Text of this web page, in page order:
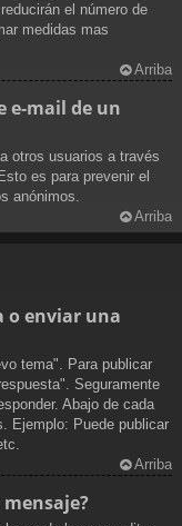
el número de
medidas mas
Arriba
e-mail de un
otros usuarios a través
es para prevenir el
anónimos.
Arriba
o enviar una
tema". Para publicar
Seguramente
Abajo de cada
Ejemplo: Puede publicar
Arriba